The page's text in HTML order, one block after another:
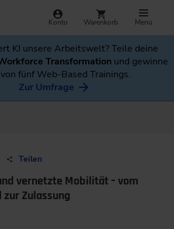
Konto Warenkorb Menü
KI unsere Arbeitswelt? Teile deine
Transformation und gewinne
fünf Web-Based Trainings.
Zur Umfrage
Teilen
vernetzte Mobilität – vom
Zulassung